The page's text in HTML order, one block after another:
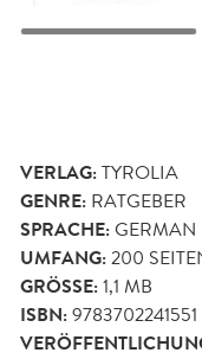
VERLAG:TYROLIA
GENRE: RATGEBER
SPRACHE:GERMAN
UMFANG:200
GRÖSSE: 1,1 MB
ISBN:9783702241551